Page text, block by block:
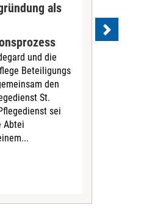
als
und die
Beteiligungs
den
St.
sei
Abtei